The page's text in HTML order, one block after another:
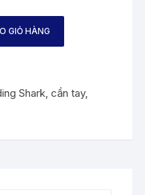
GIỎ HÀNG
Shark,cần tay,